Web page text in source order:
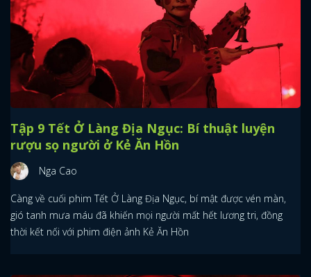
Tập 9 Tết Ở Làng Địa Ngục: Bí thuật luyện
rượu sọ người ở Kẻ Ăn Hồn
Nga Cao
Càng về cuối phim Tết Ở Làng Địa Ngục, bí mật được vén màn,
gió tanh mưa máu đã khiến mọi người mất hết lương tri, đồng
thời kết nối với phim điện ảnh Kẻ Ăn Hồn